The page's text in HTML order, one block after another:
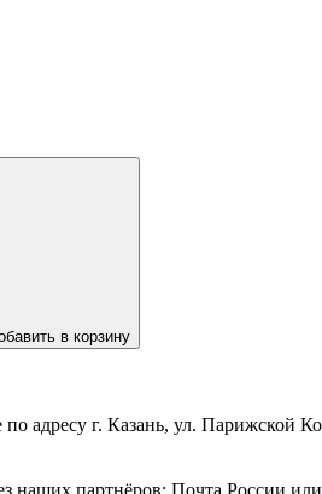
в корзину
по адресу г. Казань, ул. Парижской
наших партнёров: Почта России